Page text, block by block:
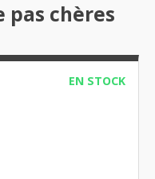
pas chères
EN STOCK